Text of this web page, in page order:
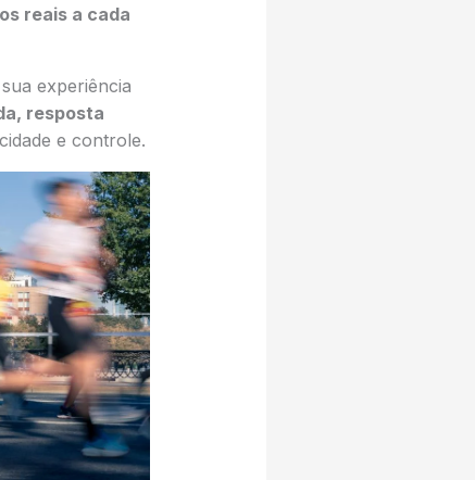
reais a cada
experiência
resposta
e controle.